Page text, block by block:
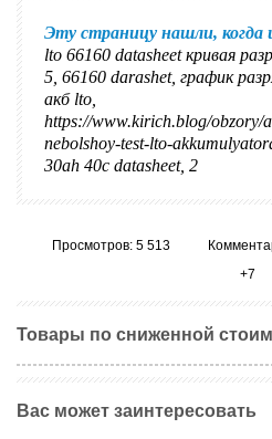
Эту страницу нашли, когда
lto 66160 datasheet кривая
5 66160 darashet, график
акб lto
https://www.kirich.blog/obzory/
nebolshoy-test-lto-
30ah 40c datasheet, 2
Просмотров: 5 513
+7
Товары по сниженной
Вас может заинтересовать